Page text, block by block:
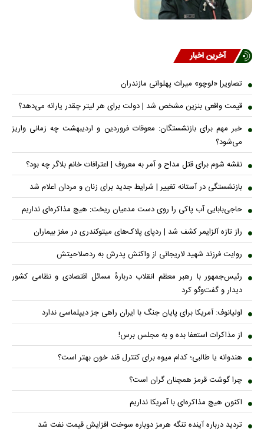
آخرین اخبار
تصاویر| «لوچو» میراث پهلوانی مازندران
قیمت واقعی بنزین مشخص شد | دولت برای هر لیتر چقدر یارانه می‌دهد؟
خبر مهم برای بازنشستگان: معوقات فروردین و اردیبهشت چه زمانی واریز
می‌شود؟
نقشه شوم برای قتل مداح و آمر به معروف | اعترافات خانم بلاگر چه بود؟
بازنشستگی در آستانه تغییر | شرایط جدید برای زنان و مردان اعلام شد
حاجی‌بابایی آب پاکی را روی دست مدعیان ریخت: هیچ مذاکره‌ای نداریم
راز تازه آلزایمر کشف شد | ردپای پلاک‌های میتوکندری در مغز بیماران
روایت فرزند شهید لاریجانی از واکنش پدرش به ردصلاحیتش
رئیس‌جمهور با رهبر معظم انقلاب دربارهٔ مسائل اقتصادی و نظامی کشور
دیدار و گفت‌و‌گو کرد
اولیانوف: آمریکا برای پایان جنگ با ایران راهی جز دیپلماسی ندارد
از مذاکرات استعفا بده و به مجلس برس!
هندوانه یا طالبی؛ کدام میوه برای کنترل قند خون بهتر است؟
چرا گوشت قرمز همچنان گران است؟
اکنون هیچ مذاکره‌ای با آمریکا نداریم
تردید درباره آینده تنگه هرمز دوباره سوخت افزایش قیمت نفت شد